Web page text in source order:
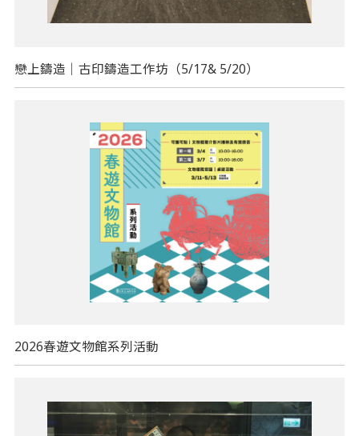
戀上鑄造｜古印鑄造工作坊（5/17& 5/20）
2026春遊文物館系列活動